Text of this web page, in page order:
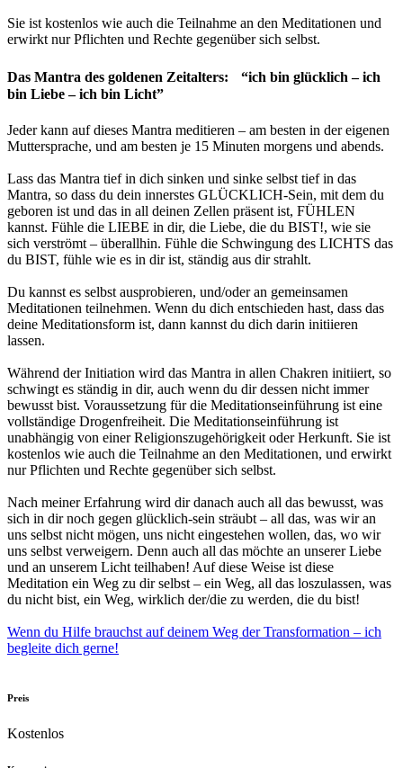
Sie ist kostenlos wie auch die Teilnahme an den Meditationen und
erwirkt nur Pflichten und Rechte gegenüber sich selbst.
Das Mantra des goldenen Zeitalters: “ich bin glücklich – ich
bin Liebe – ich bin Licht”
Jeder kann auf dieses Mantra meditieren – am besten in der eigenen
Muttersprache, und am besten je 15 Minuten morgens und abends.
Lass das Mantra tief in dich sinken und sinke selbst tief in das
Mantra, so dass du dein innerstes GLÜCKLICH-Sein, mit dem du
geboren ist und das in all deinen Zellen präsent ist, FÜHLEN
kannst. Fühle die LIEBE in dir, die Liebe, die du BIST!, wie sie
sich verströmt – überallhin. Fühle die Schwingung des LICHTS das
du BIST, fühle wie es in dir ist, ständig aus dir strahlt.
Du kannst es selbst ausprobieren, und/oder an gemeinsamen
Meditationen teilnehmen. Wenn du dich entschieden hast, dass das
deine Meditationsform ist, dann kannst du dich darin initiieren
lassen.
Während der Initiation wird das Mantra in allen Chakren initiiert, so
schwingt es ständig in dir, auch wenn du dir dessen nicht immer
bewusst bist. Voraussetzung für die Meditationseinführung ist eine
vollständige Drogenfreiheit. Die Meditationseinführung ist
unabhängig von einer Religionszugehörigkeit oder Herkunft. Sie ist
kostenlos wie auch die Teilnahme an den Meditationen, und erwirkt
nur Pflichten und Rechte gegenüber sich selbst.
Nach meiner Erfahrung wird dir danach auch all das bewusst, was
sich in dir noch gegen glücklich-sein sträubt – all das, was wir an
uns selbst nicht mögen, uns nicht eingestehen wollen, das, wo wir
uns selbst verweigern. Denn auch all das möchte an unserer Liebe
und an unserem Licht teilhaben! Auf diese Weise ist diese
Meditation ein Weg zu dir selbst – ein Weg, all das loszulassen, was
du nicht bist, ein Weg, wirklich der/die zu werden, die du bist!
Wenn du Hilfe brauchst auf deinem Weg der Transformation – ich
begleite dich gerne!
Preis
Kostenlos